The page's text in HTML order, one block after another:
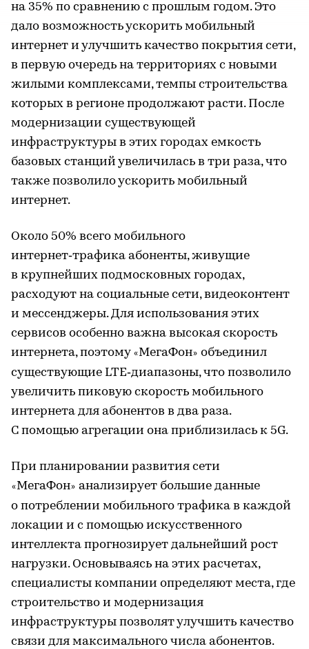
на 35% по сравнению с прошлым годом. Это
дало возможность ускорить мобильный
интернет и улучшить качество покрытия сети,
в первую очередь на территориях с новыми
жилыми комплексами, темпы строительства
которых в регионе продолжают расти. После
модернизации существующей
инфраструктуры в этих городах емкость
базовых станций увеличилась в три раза, что
также позволило ускорить мобильный
интернет.
Около 50% всего мобильного
интернет‑трафика абоненты, живущие
в крупнейших подмосковных городах,
расходуют на социальные сети, видеоконтент
и мессенджеры. Для использования этих
сервисов особенно важна высокая скорость
интернета, поэтому «МегаФон» объединил
существующие LTE‑диапазоны, что позволило
увеличить пиковую скорость мобильного
интернета для абонентов в два раза.
С помощью агрегации она приблизилась к 5G.
При планировании развития сети
«МегаФон» анализирует большие данные
о потреблении мобильного трафика в каждой
локации и с помощью искусственного
интеллекта прогнозирует дальнейший рост
нагрузки. Основываясь на этих расчетах,
специалисты компании определяют места, где
строительство и модернизация
инфраструктуры позволят улучшить качество
связи для максимального числа абонентов.